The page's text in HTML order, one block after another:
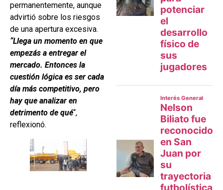
permanentemente, aunque
advirtió sobre los riesgos
de una apertura excesiva.
“Llega un momento en que
empezás a entregar el
mercado. Entonces la
cuestión lógica es ser cada
día más competitivo, pero
hay que analizar en
detrimento de qué“,
reflexionó.